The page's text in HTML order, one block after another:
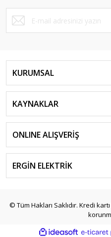
KURUMSAL
KAYNAKLAR
ONLINE ALIŞVERİŞ
ERGİN ELEKTRİK
© Tüm Hakları Saklıdır. Kredi
ideasoft